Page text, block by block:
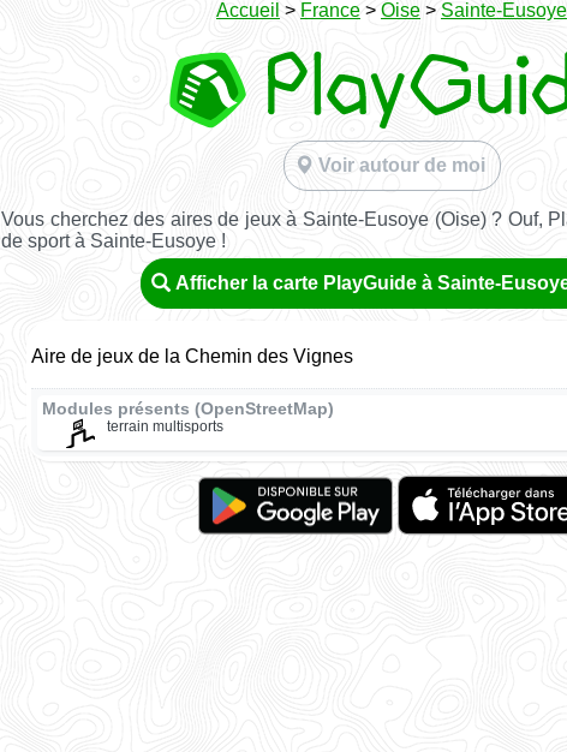
Accueil > France > Oise > Sainte-Eusoye
Voir autour de moi
Vous cherchez des aires de jeux à Sainte-Eusoye (Oise) ? Ouf,
de sport à Sainte-Eusoye !
Afficher la carte PlayGuide à Sainte-
Aire de jeux de la Chemin des Vignes
Modules présents (OpenStreetMap)
terrain multisports